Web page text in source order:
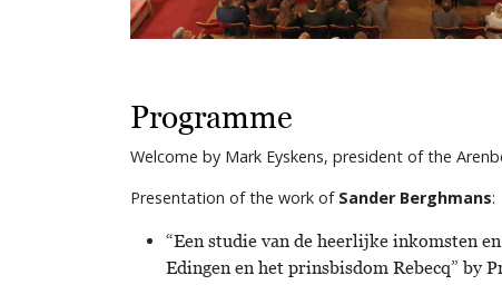
Programme
Welcome by Mark Eyskens, president of the
Presentation of the work of Sander Berghmans:
“Een studie van de heerlijke inkomsten
Edingen en het prinsbisdom Rebecq” by